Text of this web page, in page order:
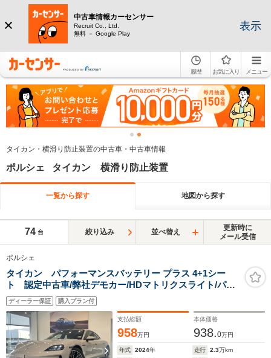
中古車情報カーセンサー
Recruit Co., Ltd.
無料 － Google Play
表示
履歴 お気に入り メニュー
タイカン・横滑り防止装置の中古車・中古車情報
ポルシェ タイカン 横滑り防止装置
一覧から探す 地図から探す
74 台 絞り込み 並べ替え
更新時に
メール受信
ポルシェ
タイカン パフォーマンスバッテリー プラス 4+1シー
ト 認定中古車/弊社デモカー/HDマトリクスライト/パノ
ラマルーフ/スポーツクロノPKG/エレクトロスポーツサウ
ンド/パッセンジャーディスプレイ/14WAY電動シー
ト/BOSEサウンド/4ゾーンエアコン
ディーラー保証 購入プラン付
支払総額
958万円
本体価格
938.0万円
年式 2024年 走行 2.3万km